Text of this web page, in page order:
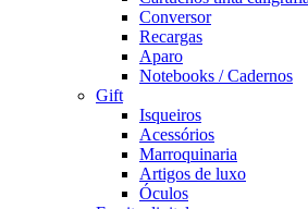
Conversor
Recargas
Aparo
Notebooks / Cadernos
Gift
Isqueiros
Acessórios
Marroquinaria
Artigos de luxo
Óculos